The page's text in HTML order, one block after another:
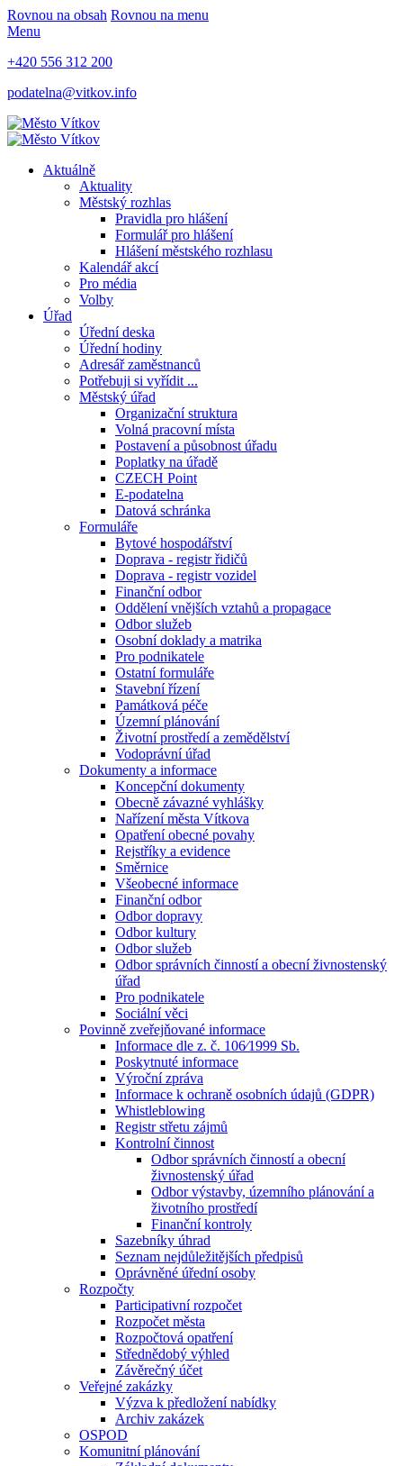
Rovnou na obsah Rovnou na menu
Menu
+420 556 312 200
podatelna@vitkov.info
Aktuálně
Aktuality
Městský rozhlas
Pravidla pro hlášení
Formulář pro hlášení
Hlášení městského rozhlasu
Kalendář akcí
Pro média
Volby
Úřad
Úřední deska
Úřední hodiny
Adresář zaměstnanců
Potřebuji si vyřídit ...
Městský úřad
Organizační struktura
Volná pracovní místa
Postavení a působnost úřadu
Poplatky na úřadě
CZECH Point
E-podatelna
Datová schránka
Formuláře
Bytové hospodářství
Doprava - registr řidičů
Doprava - registr vozidel
Finanční odbor
Oddělení vnějších vztahů a propagace
Odbor služeb
Osobní doklady a matrika
Pro podnikatele
Ostatní formuláře
Stavební řízení
Památková péče
Územní plánování
Životní prostředí a zemědělství
Vodoprávní úřad
Dokumenty a informace
Koncepční dokumenty
Obecně závazné vyhlášky
Nařízení města Vítkova
Opatření obecné povahy
Rejstříky a evidence
Směrnice
Všeobecné informace
Finanční odbor
Odbor dopravy
Odbor kultury
Odbor služeb
Odbor správních činností a obecní živnostenský
úřad
Pro podnikatele
Sociální věci
Povinně zveřejňované informace
Informace dle z. č. 106⁄1999 Sb.
Poskytnuté informace
Výroční zpráva
Informace k ochraně osobních údajů (GDPR)
Whistleblowing
Registr střetu zájmů
Kontrolní činnost
Odbor správních činností a obecní
živnostenský úřad
Odbor výstavby, územního plánování a
životního prostředí
Finanční kontroly
Sazebníky úhrad
Seznam nejdůležitějších předpisů
Oprávněné úřední osoby
Rozpočty
Participativní rozpočet
Rozpočet města
Rozpočtová opatření
Střednědobý výhled
Závěrečný účet
Veřejné zakázky
Výzva k předložení nabídky
Archiv zakázek
OSPOD
Komunitní plánování